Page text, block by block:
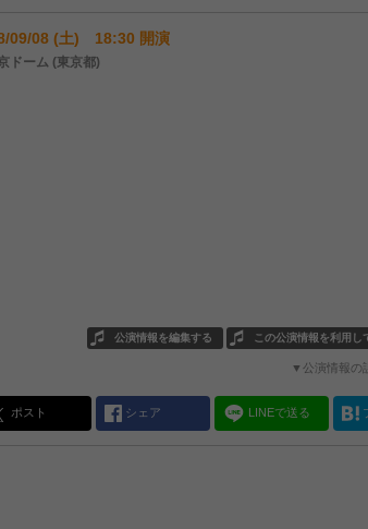
09/08 (土) 18:30 開演
ドーム (東京都)
この公演情報を利用し
公演情報を編集する
▼公演情報の
ポスト シェア LINEで送る